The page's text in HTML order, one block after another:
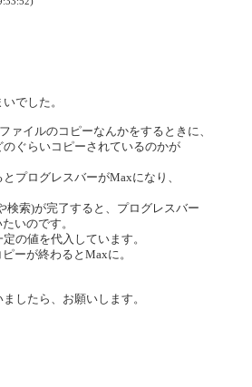
でした。
イルのコピーなんかをするときに、
ぐらいコピーされているのかが
プログレスバーがMaxになり、
検索)が完了すると、プログレスバー
いのです。
の値を代入しています。
ーが終わるとMaxに。
したら、お願いします。